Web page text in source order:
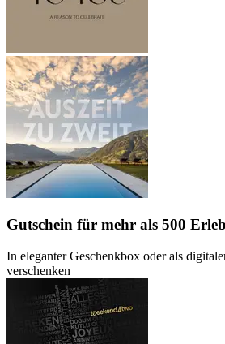
Gutschein für mehr als 500
In eleganter Geschenkbox oder als
verschenken